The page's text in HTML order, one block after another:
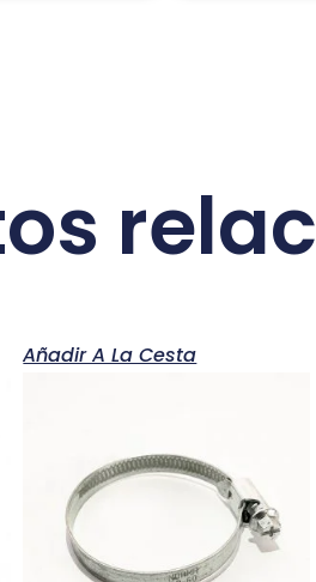
Añadir A La Cesta